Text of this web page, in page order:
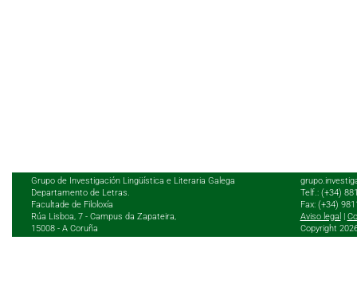
Grupo de Investigación Lingüística e Literaria Galega
Departamento de Letras.
Facultade de Filoloxía
Rúa Lisboa, 7 - Campus da Zapateira,
15008 - A Coruña
Telf.: (+34)
Fax: (+34)
Aviso legal |
Copyright